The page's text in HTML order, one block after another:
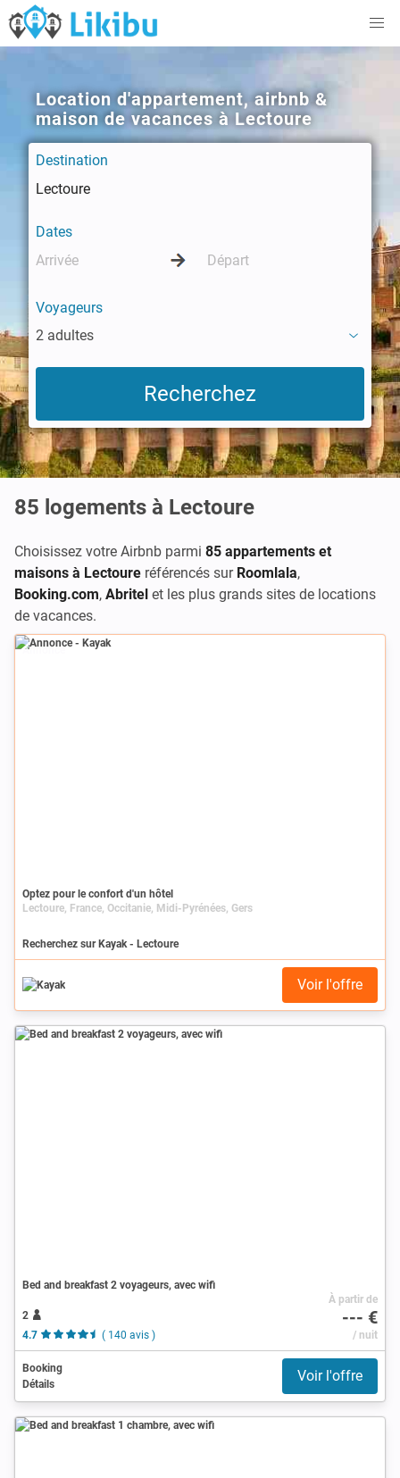
Location d'appartement, airbnb &
maison de vacances à Lectoure
Destination
Dates
Voyageurs
2 adultes
85 logements à Lectoure
Choisissez votre Airbnb parmi 85 appartements et
maisons à Lectoure référencés sur Roomlala,
Booking.com, Abritel et les plus grands sites de locations
de vacances.
Annonce
Optez pour le confort d'un hôtel
Lectoure, France, Occitanie, Midi-Pyrénées, Gers
Recherchez sur Kayak - Lectoure
Voir l'offre
Bed and breakfast 2 voyageurs, avec wifi
2
4.7
( 140 avis )
À partir de
--- €
/ nuit
Booking
Détails
Voir l'offre